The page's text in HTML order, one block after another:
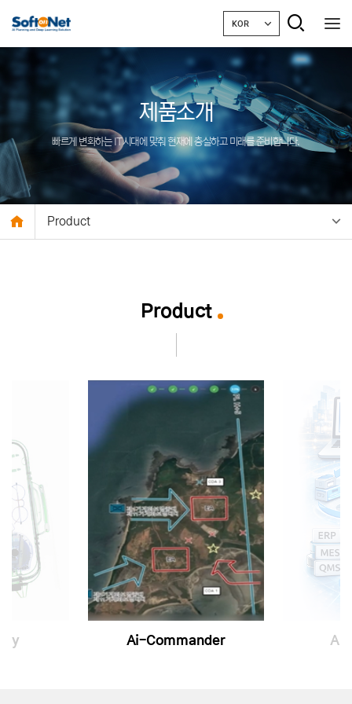
KOR
제품소개
빠르게 변화하는 IT시대에 맞춰 현재에 충실하고 미래를 준비합니다.
Product
Product
Ai-Commander Ai-